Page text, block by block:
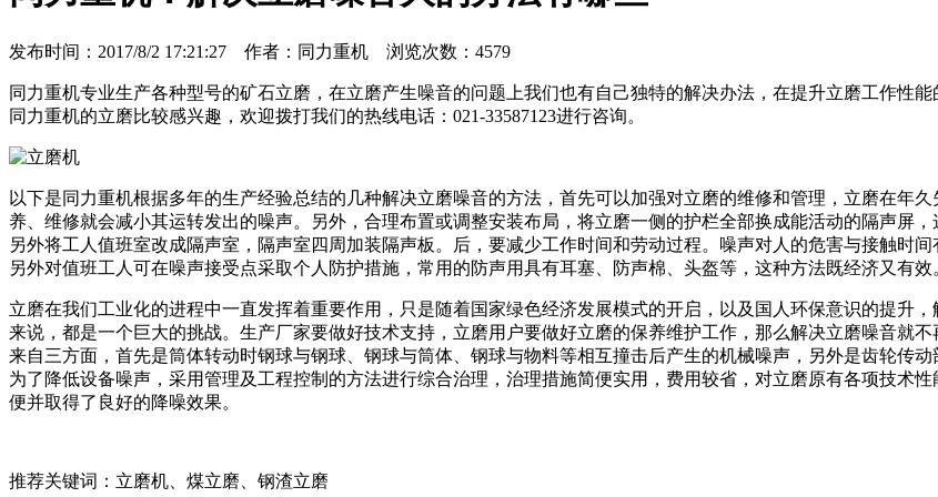
发布时间：2017/8/2 17:21:27 作者：同力重机 浏览次数：4579
同力重机专业生产各种型号的矿石立磨，在立磨产生噪音的问题上我们也有自己独特的解决办法，在提升立磨工作性
同力重机的立磨比较感兴趣，欢迎拨打我们的热线电话：021-33587123进行咨询。
以下是同力重机根据多年的生产经验总结的几种解决立磨噪音的方法，首先可以加强对立磨的维修和管理，立磨在年
养、维修就会减小其运转发出的噪声。另外，合理布置或调整安装布局，将立磨一侧的护栏全部换成能活动的隔声屏
另外将工人值班室改成隔声室，隔声室四周加装隔声板。后，要减少工作时间和劳动过程。噪声对人的危害与接触时
另外对值班工人可在噪声接受点采取个人防护措施，常用的防声用具有耳塞、防声棉、头盔等，这种方法既经济又有效
立磨在我们工业化的进程中一直发挥着重要作用，只是随着国家绿色经济发展模式的开启，以及国人环保意识的提升
来说，都是一个巨大的挑战。生产厂家要做好技术支持，立磨用户要做好立磨的保养维护工作，那么解决立磨噪音就
来自三方面，首先是筒体转动时钢球与钢球、钢球与筒体、钢球与物料等相互撞击后产生的机械噪声，另外是齿轮传
为了降低设备噪声，采用管理及工程控制的方法进行综合治理，治理措施简便实用，费用较省，对立磨原有各项技术
便并取得了良好的降噪效果。
推荐关键词：立磨机、煤立磨、钢渣立磨